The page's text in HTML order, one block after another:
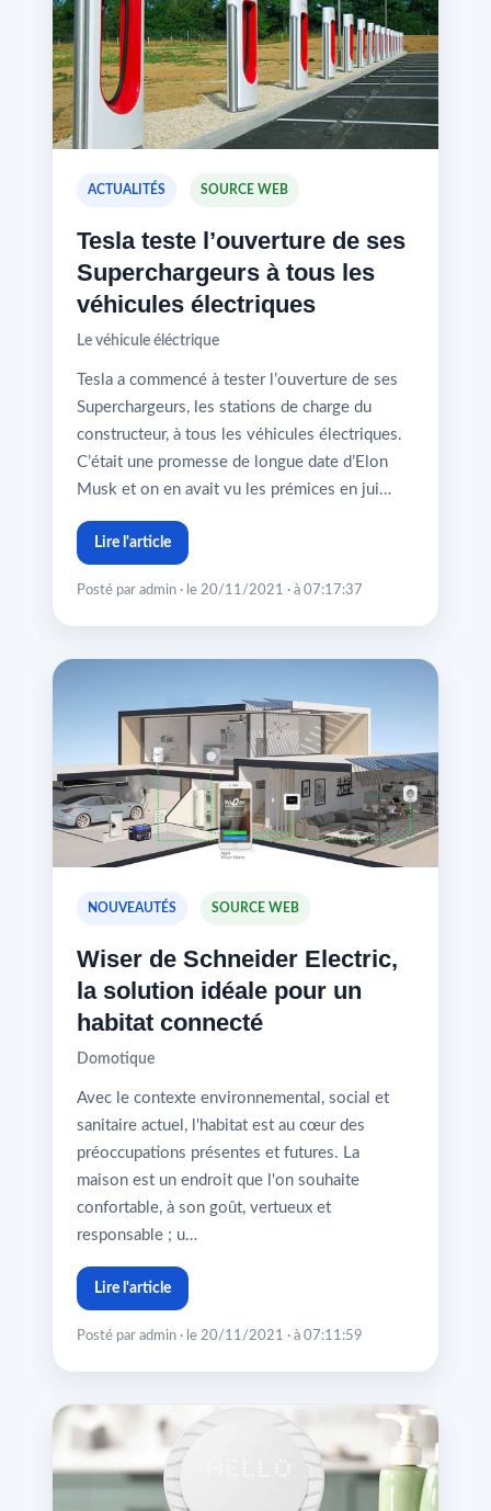
ACTUALITÉS SOURCE WEB
Tesla teste l’ouverture de ses
Superchargeurs à tous les
véhicules électriques
Le véhicule éléctrique
Tesla a commencé à tester l’ouverture de ses
Superchargeurs, les stations de charge du
constructeur, à tous les véhicules électriques.
C’était une promesse de longue date d’Elon
Musk et on en avait vu les prémices en jui…
Lire l'article
Posté par admin · le 20/11/2021 · à 07:17:37
NOUVEAUTÉS SOURCE WEB
Wiser de Schneider Electric,
la solution idéale pour un
habitat connecté
Domotique
Avec le contexte environnemental, social et
sanitaire actuel, l'habitat est au cœur des
préoccupations présentes et futures. La
maison est un endroit que l'on souhaite
confortable, à son goût, vertueux et
responsable ; u…
Lire l'article
Posté par admin · le 20/11/2021 · à 07:11:59